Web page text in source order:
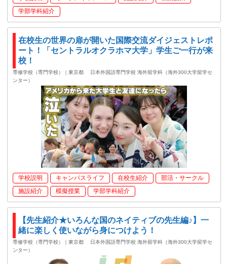
学部学科紹介
在校生の世界の扉が開いた国際交流ダイジェストレポ
ート！「セントラルオクラホマ大学」学生ご一行が来
校！
専修学校（専門学校）｜東京都
日本外国語専門学校 海外留学科（海外300大学留学セ
ンター）
学校説明 キャンパスライフ 在校生紹介
部活・サークル
施設紹介
模擬授業 学部学科紹介
【先生紹介★いろんな国のネイティブの先生編♪】一
緒に楽しく使いながら身につけよう！
専修学校（専門学校）｜東京都
日本外国語専門学校 海外留学科（海外300大学留学セ
ンター）